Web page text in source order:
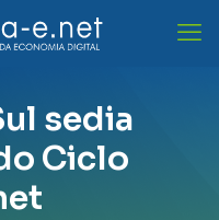
sedia
Ciclo